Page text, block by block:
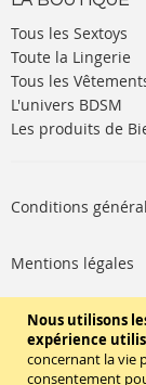
Nous utilisons
expérience
concernant la vie
consentement
Tous les Sextoys
Toute la Lingerie
Tous les
L'univers BDSM
Les produits de
Conditions
Mentions légales
Politique de